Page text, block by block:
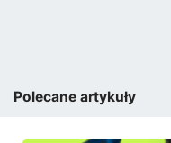
Polecane artykuły